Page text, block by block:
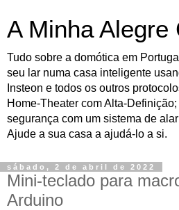
A Minha Alegre
Tudo sobre a domótica em
seu lar numa casa inteligente
Insteon e todos os outros
Home-Theater com Alta-
segurança com um sistema de
Ajude a sua casa a ajudá-lo a si.
sábado, 2 de abril de 2022
Mini-teclado para
Arduino